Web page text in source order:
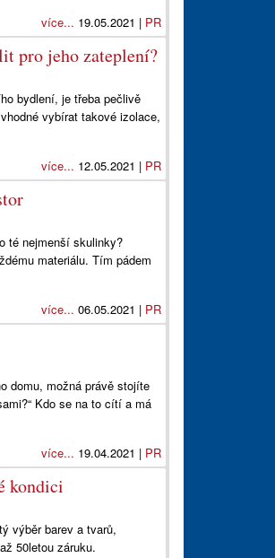
více... 19.05.2021 | PR
pro jeho zateplení?
bydlení, je třeba pečlivě
vybírat takové izolace,
více... 12.05.2021 | PR
té nejmenší skulinky?
materiálu. Tím pádem
více... 06.05.2021 | PR
domu, možná právě stojíte
Kdo se na to cítí a má
více... 19.04.2021 | PR
kondici
výběr barev a tvarů,
50letou záruku.